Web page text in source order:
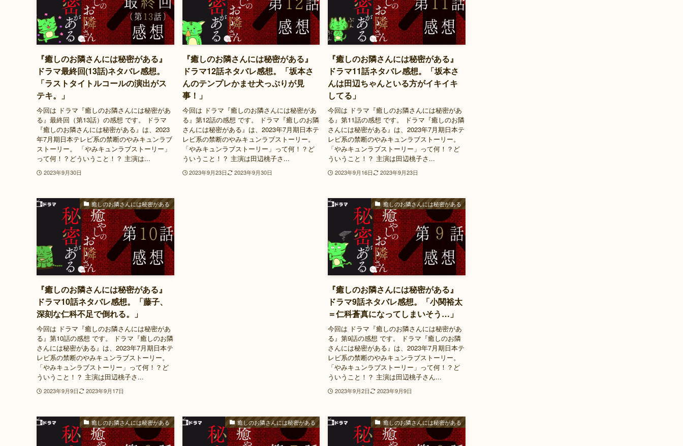
『癒しのお隣さんには秘密がある』
ドラマ最終回(13話)ネタバレ感想。
「ラストタイトルコールの演出がス
テキ。」
今回は ドラマ『癒しのお隣さんには秘密があ
る』最終回（第13話）の感想 です。 ドラマ
『癒しのお隣さんには秘密がある』は、2023
年7月期日本テレビ系の禁断のやみキュンラブ
ストーリー。 「やみキュンラブストーリー」
って何！？どういうこと！？ 主演は...
2023年9月30日
『癒しのお隣さんには秘密がある』
ドラマ12話ネタバレ感想。「坂本さ
んのテンプレかませ犬っぷりが見
事！」
今回は ドラマ『癒しのお隣さんには秘密があ
る』第12話の感想 です。 ドラマ『癒しのお隣
さんには秘密がある』は、2023年7月期日本テ
レビ系の禁断のやみキュンラブストーリー。
「やみキュンラブストーリー」って何！？ど
ういうこと！？ 主演は田辺桃子さ...
2023年9月23日 2023年9月30日
『癒しのお隣さんには秘密がある』
ドラマ11話ネタバレ感想。「坂本さ
んは田辺ちゃんといる方がイキイキ
してる」
今回は ドラマ『癒しのお隣さんには秘密があ
る』第11話の感想 です。 ドラマ『癒しのお隣
さんには秘密がある』は、2023年7月期日本テ
レビ系の禁断のやみキュンラブストーリー。
「やみキュンラブストーリー」って何！？ど
ういうこと！？ 主演は田辺桃子さ...
2023年9月16日 2023年9月23日
癒しのお隣さんには秘密がある
『癒しのお隣さんには秘密がある』
ドラマ10話ネタバレ感想。「藤子、
深刻な仁科不足で倒れる。」
今回は ドラマ『癒しのお隣さんには秘密があ
る』第10話の感想 です。 ドラマ『癒しのお隣
さんには秘密がある』は、2023年7月期日本テ
レビ系の禁断のやみキュンラブストーリー。
「やみキュンラブストーリー」って何！？ど
ういうこと！？ 主演は田辺桃子さ...
2023年9月9日 2023年9月17日
癒しのお隣さんには秘密がある
『癒しのお隣さんには秘密がある』
ドラマ9話ネタバレ感想。「小関裕太
＝仁科蒼真になってしまいそう…」
今回は ドラマ『癒しのお隣さんには秘密があ
る』第9話の感想 です。 ドラマ『癒しのお隣
さんには秘密がある』は、2023年7月期日本テ
レビ系の禁断のやみキュンラブストーリー。
「やみキュンラブストーリー」って何！？ど
ういうこと！？ 主演は田辺桃子さん...
2023年9月2日 2023年9月9日
癒しのお隣さんには秘密がある 癒しのお隣さんには秘密がある 癒しのお隣さんには秘密がある